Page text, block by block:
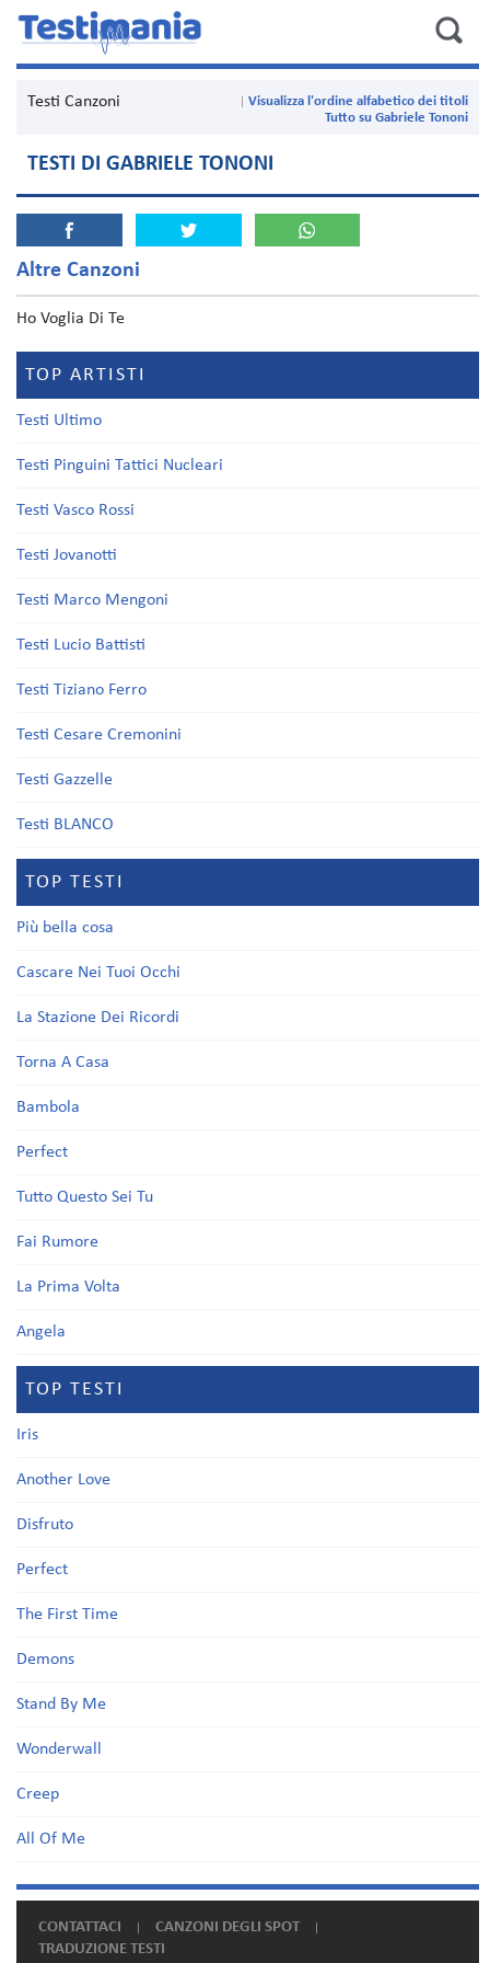
Testi Canzoni
Visualizza l'ordine alfabetico dei titoli
Tutto su Gabriele Tononi
TESTI DI GABRIELE TONONI
Altre Canzoni
Ho Voglia Di Te
TOP ARTISTI
Testi Ultimo
Testi Pinguini Tattici Nucleari
Testi Vasco Rossi
Testi Jovanotti
Testi Marco Mengoni
Testi Lucio Battisti
Testi Tiziano Ferro
Testi Cesare Cremonini
Testi Gazzelle
Testi BLANCO
TOP TESTI
Più bella cosa
Cascare Nei Tuoi Occhi
La Stazione Dei Ricordi
Torna A Casa
Bambola
Perfect
Tutto Questo Sei Tu
Fai Rumore
La Prima Volta
Angela
TOP TESTI
Iris
Another Love
Disfruto
Perfect
The First Time
Demons
Stand By Me
Wonderwall
Creep
All Of Me
CONTATTACI
CANZONI DEGLI SPOT
TRADUZIONE TESTI